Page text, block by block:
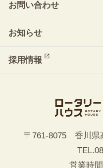
お問い合わせ
お知らせ
採用情報
〒761-8075 香川県
TEL.
営業時